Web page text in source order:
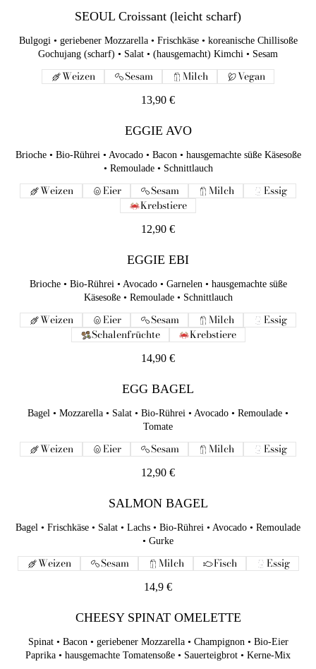
13,90 €
Weizen Sesam Milch Vegan
EGGIE AVO
Brioche • Bio-Rührei • Avocado • Bacon • hausgemachte süße
12,90 €
Sesam
Krebstiere
EGGIE EBI
Brioche • Bio-Rührei • Avocado • Garnelen • hausgemachte süße
Käsesoße • Remoulade • Schnittlauch
14,90 €
Sesam
EGG BAGEL
Bagel • Mozzarella • Salat • Bio-Rührei • Avocado • Remoulade •
Tomate
SALMON BAGEL
Bagel • Frischkäse • Salat • Lachs • Bio-Rührei • Avocado •
Remoulade • Gurke
14,9 €
CHEESY SPINAT OMELETTE
Spinat • Bacon • geriebener Mozzarella • Champignon • Bio-Eier
Paprika • hausgemachte Tomatensoße • Sauerteigbrot • Kerne-
Mix
SEOUL Croissant (leicht scharf)
Bulgogi • geriebener Mozzarella • Frischkäse • koreanische Chillisoße
Gochujang (scharf) • Salat • (hausgemacht) Kimchi • Sesam
13,90 €
Weizen Sesam Milch Vegan
EGGIE AVO
Brioche • Bio-Rührei • Avocado • Bacon • hausgemachte süße Käsesoße
• Remoulade • Schnittlauch
12,90 €
Weizen Eier Sesam Milch
Essig
Krebstiere
EGGIE EBI
Brioche • Bio-Rührei • Avocado • Garnelen • hausgemachte süße
Käsesoße • Remoulade • Schnittlauch
14,90 €
Weizen Eier Sesam Milch
Essig
Schalenfrüchte
Krebstiere
EGG BAGEL
Bagel • Mozzarella • Salat • Bio-Rührei • Avocado • Remoulade •
Tomate
12,90 €
Weizen Eier Sesam Milch Essig
SALMON BAGEL
Bagel • Frischkäse • Salat • Lachs • Bio-Rührei • Avocado • Remoulade
• Gurke
14,9 €
Weizen Sesam Milch Fisch Essig
CHEESY SPINAT OMELETTE
Spinat • Bacon • geriebener Mozzarella • Champignon • Bio-Eier
Paprika • hausgemachte Tomatensoße • Sauerteigbrot • Kerne-Mix